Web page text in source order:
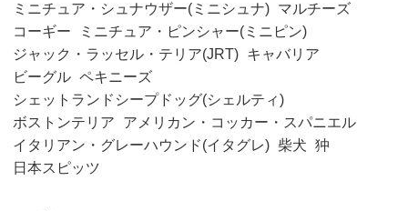
ミニチュア・シュナウザー(ミニシュナ) マルチーズ
コーギー
ミニチュア・ピンシャー(ミニピン)
ジャック・ラッセル・テリア(JRT) キャバリア
ビーグル ペキニーズ
シェットランドシープドッグ(シェルティ)
ボストンテリア
アメリカン・コッカー・スパニエル
イタリアン・グレーハウンド(イタグレ) 柴犬 狆
日本スピッツ